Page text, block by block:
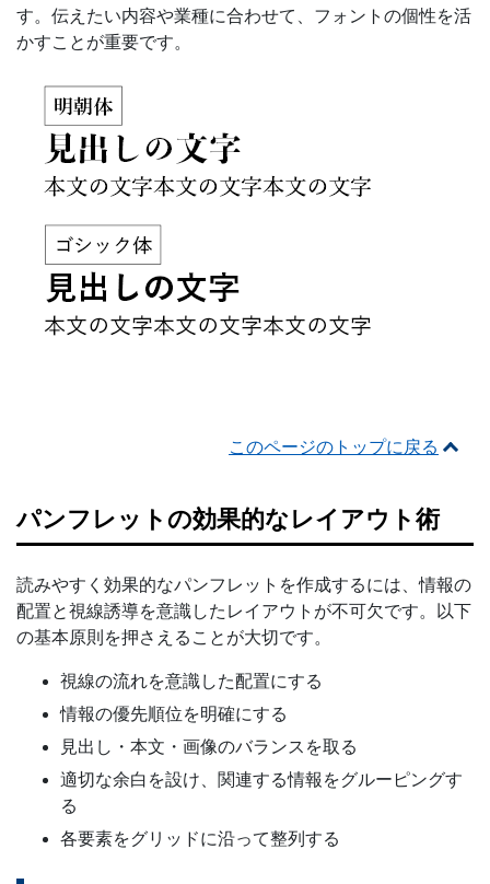
す。伝えたい内容や業種に合わせて、フォントの個性を活
かすことが重要です。
このページのトップに戻る
パンフレットの効果的なレイアウト術
読みやすく効果的なパンフレットを作成するには、情報の
配置と視線誘導を意識したレイアウトが不可欠です。以下
の基本原則を押さえることが大切です。
視線の流れを意識した配置にする
情報の優先順位を明確にする
見出し・本文・画像のバランスを取る
適切な余白を設け、関連する情報をグルーピングす
る
各要素をグリッドに沿って整列する